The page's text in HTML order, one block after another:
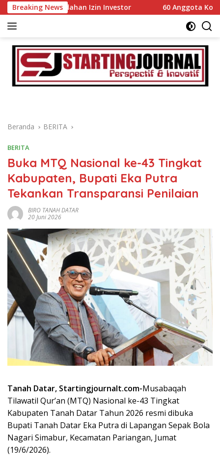
Langsung
ke
konten
Breaking News
Izin Investor 60 Anggota Kontingen
Beranda BERITA
BERITA
Buka MTQ Nasional ke-43 Tingkat
Kabupaten, Bupati Eka Putra
Tekankan Transparansi Penilaian
BIRO TANAH DATAR
20 Juni 2026
Tanah Datar, Startingjournalt.com-Musabaqah
Tilawatil Qur’an (MTQ) Nasional ke-43 Tingkat
Kabupaten Tanah Datar Tahun 2026 resmi dibuka
Bupati Tanah Datar Eka Putra di Lapangan Sepak Bola
Nagari Simabur, Kecamatan Pariangan, Jumat
(19/6/2026).